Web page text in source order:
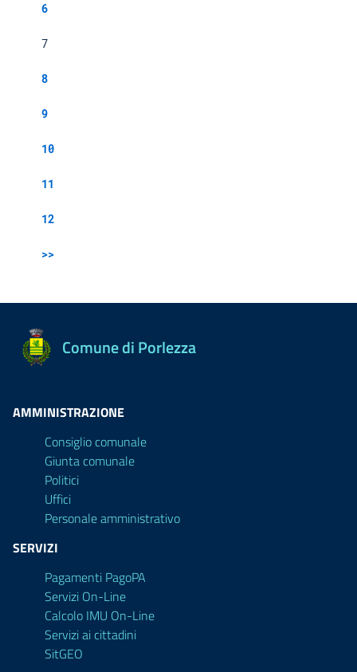
6
7
8
9
10
11
12
>>
Comune di Porlezza
AMMINISTRAZIONE
Consiglio comunale
Giunta comunale
Politici
Uffici
Personale amministrativo
SERVIZI
Pagamenti PagoPA
Servizi On-Line
Calcolo IMU On-Line
Servizi ai cittadini
SitGEO